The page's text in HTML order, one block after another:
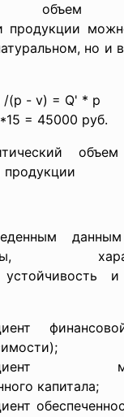
объем
продукции
но и
/(p - v) = Q' * p
= 45000 руб.
объем
продукции
данным
и
капитала;